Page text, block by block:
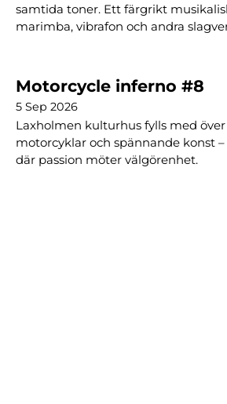
samtida toner. Ett färgrikt
marimba, vibrafon och andra
Motorcycle inferno #8
5 Sep 2026
Laxholmen kulturhus fylls med
motorcyklar och spännande konst
där passion möter välgörenhet.